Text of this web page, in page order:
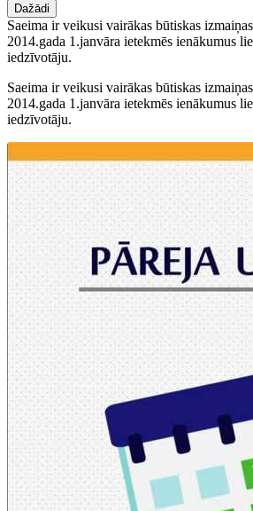
Dažādi
Saeima ir veikusi vairākas būtiskas
2014.gada 1.janvāra ietekmēs ienākumus
iedzīvotāju.
Saeima ir veikusi vairākas būtiskas
2014.gada 1.janvāra ietekmēs ienākumus
iedzīvotāju.